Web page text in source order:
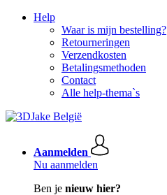
Help
Waar is mijn bestelling?
Retourneringen
Verzendkosten
Betalingsmethoden
Contact
Alle help-thema`s
Aanmelden
Nu aanmelden
Ben je nieuw hier?